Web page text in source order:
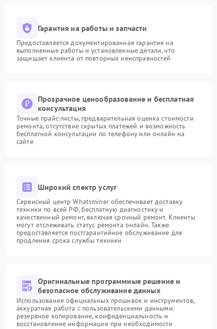
Гарантия на работы и запчасти
Предоставляется документированная гарантия на
выполненные работы и установленные детали, что
защищает клиента от повторных неисправностей
Прозрачное ценообразование и бесплатная
консультация
Точные прайс-листы, предварительная оценка стоимости
ремонта, отсутствие скрытых платежей и возможность
бесплатной консультации по телефону или онлайн на
сайте
Широкий спектр услуг
Сервисный центр Whatsminer обеспечивает доставку
техники по всей РФ, бесплатную диагностику и
качественный ремонт, включая срочный ремонт. Клиенты
могут отслеживать статус ремонта онлайн. Также
предоставляется постгарантийное обслуживание для
продления срока службы техники
Оригинальные программные решение и
безопасное обслуживание данных
Использование официальных прошивок и инструментов,
аккуратная работа с пользовательскими данными:
резервное копирование, конфиденциальность и
восстановление информации при необходимости